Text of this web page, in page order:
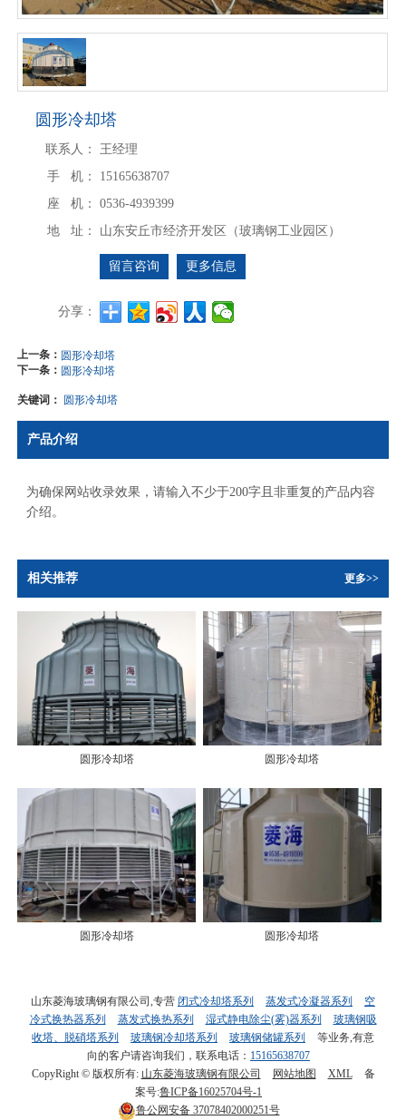
圆形冷却塔
联系人：
王经理
手 机：
15165638707
座 机：
0536-4939399
地 址：
山东安丘市经济开发区（玻璃钢工业园区）
留言咨询 更多信息
分享：
上一条： 圆形冷却塔
下一条： 圆形冷却塔
关键词： 圆形冷却塔
产品介绍
为确保网站收录效果，请输入不少于200字且非重复的产品内容
介绍。
相关推荐 更多>>
圆形冷却塔 圆形冷却塔
圆形冷却塔 圆形冷却塔
山东菱海玻璃钢有限公司,专营 闭式冷却塔系列 蒸发式冷凝器系列
空
冷式换热器系列
蒸发式换热系列 湿式静电除尘(雾)器系列
玻璃钢吸
收塔、脱硝塔系列
玻璃钢冷却塔系列 玻璃钢储罐系列
等业务,有意
向的客户请咨询我们，联系电话： 15165638707
CopyRight © 版权所有: 山东菱海玻璃钢有限公司 网站地图 XML
备
案号:鲁ICP备16025704号-1
鲁公网安备37078402000251号